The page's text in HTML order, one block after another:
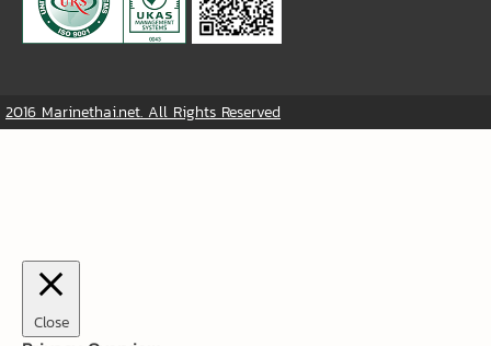
2016 Marinethai.net. All Rights Reserved
Close